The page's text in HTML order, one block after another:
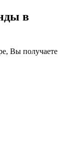
в
Вы получаете